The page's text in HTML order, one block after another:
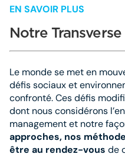
EN SAVOIR PLUS
Notre
Le monde se met en
défis sociaux et
confronté. Ces défis
dont nous considérons
management et notre
approches, nos
être au rendez-vous de